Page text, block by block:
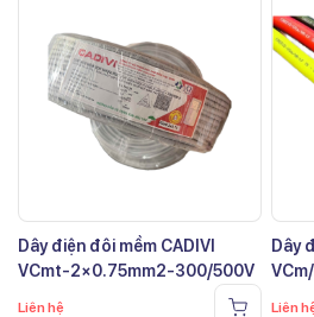
Dây điện đôi mềm CADIVI
VCmt-2×0.75mm2-300/500V
Liên hệ
Dây
Liên